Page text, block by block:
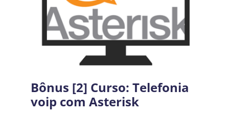
Bônus [2] Curso: Telefonia
voip com Asterisk